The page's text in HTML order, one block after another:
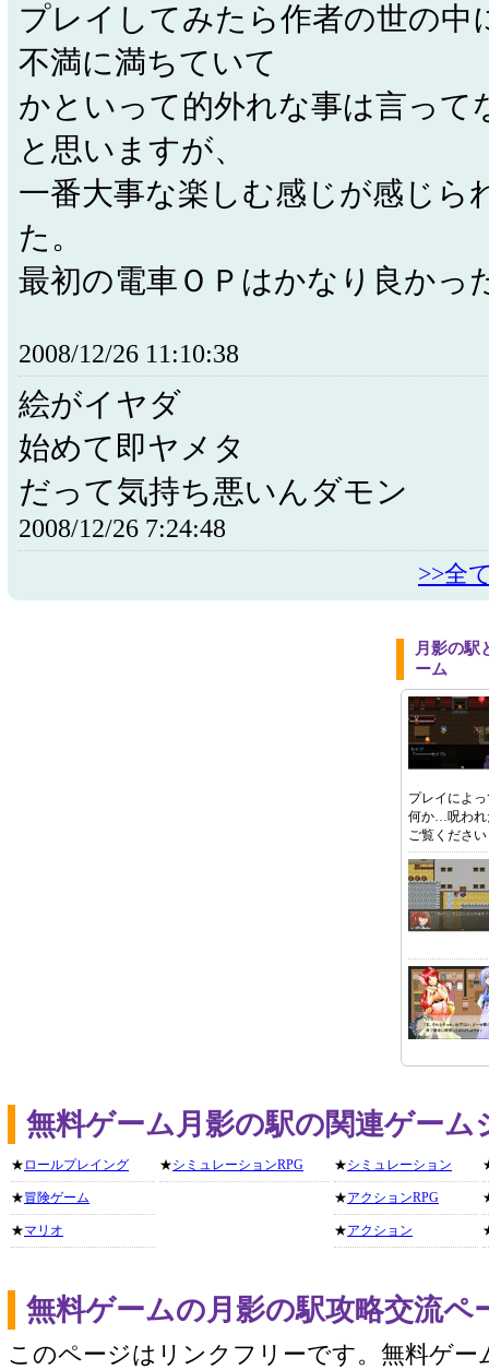
プレイしてみたら作者の世の中
不満に満ちていて
かといって的外れな事は言って
と思いますが、
一番大事な楽しむ感じが感じら
た。
最初の電車ＯＰはかなり良かっ
2008/12/26 11:10:38
絵がイヤダ
始めて即ヤメタ
だって気持ち悪いんダモン
2008/12/26 7:24:48
>>全
月影の駅
ーム
プレイによ
何か…呪われ
ご覧ください
無料ゲーム月影の駅の関連ゲーム
★ ロールプレイング
★冒険ゲーム
★マリオ
★シミュレーションRPG ★シミュレーション
★アクションRPG
★アクション
無料ゲームの月影の駅攻略交流ペ
このページはリンクフリーです。無料ゲー